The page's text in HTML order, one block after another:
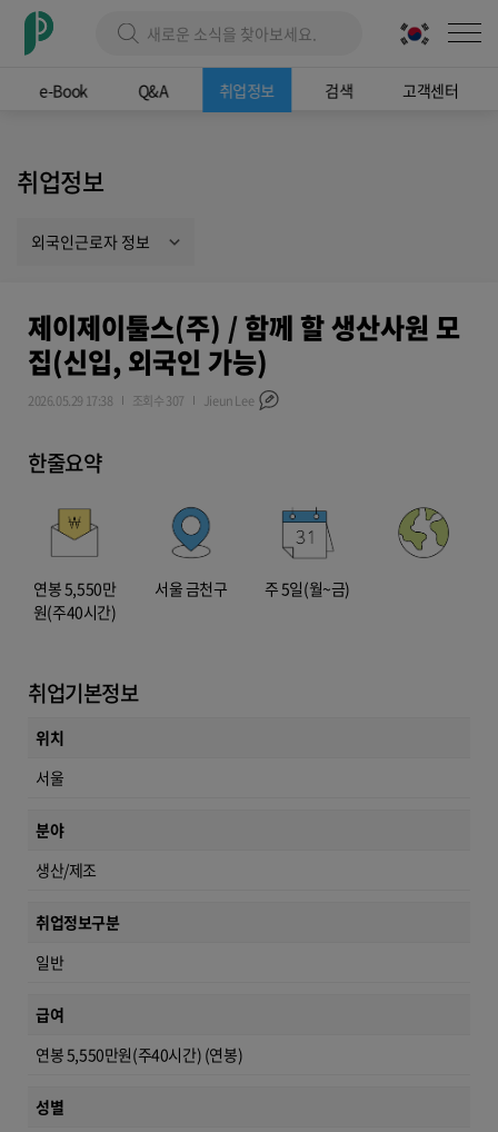
e-Book Q&A 취업정보 검색 고객센터
취업정보
외국인근로자 정보
제이제이툴스(주) / 함께 할 생산사원 모
집(신입, 외국인 가능)
2026.05.29 17:38 조회수 307 Jieun Lee
한줄요약
연봉 5,550만
원(주40시간)
서울 금천구 주 5일(월~금)
취업기본정보
위치
서울
분야
생산/제조
취업정보구분
일반
급여
연봉 5,550만원(주40시간) (연봉)
성별